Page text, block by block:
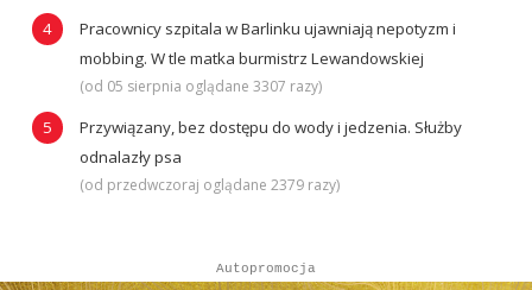
Pracownicy szpitala w Barlinku ujawniają nepotyzm i
mobbing. W tle matka burmistrz Lewandowskiej
(od 05 sierpnia oglądane 3307 razy)
Przywiązany, bez dostępu do wody i jedzenia. Służby
odnalazły psa
(od przedwczoraj oglądane 2379 razy)
Autopromocja